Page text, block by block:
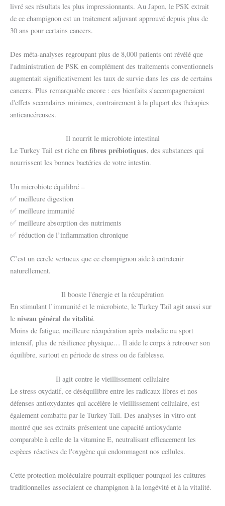
livré ses résultats les plus impressionnants. Au Japon, le PSK extrait
de ce champignon est un traitement adjuvant approuvé depuis plus de
30 ans pour certains cancers.
Des méta-analyses regroupant plus de 8,000 patients ont révélé que
l'administration de PSK en complément des traitements conventionnels
augmentait significativement les taux de survie dans les cas de certains
cancers. Plus remarquable encore : ces bienfaits s'accompagneraient
d'effets secondaires minimes, contrairement à la plupart des thérapies
anticancéreuses.
Il nourrit le microbiote intestinal
Le Turkey Tail est riche en fibres prébiotiques, des substances qui
nourrissent les bonnes bactéries de votre intestin.
Un microbiote équilibré =
✅ meilleure digestion
✅ meilleure immunité
✅ meilleure absorption des nutriments
✅ réduction de l’inflammation chronique
C’est un cercle vertueux que ce champignon aide à entretenir
naturellement.
Il booste l'énergie et la récupération
En stimulant l’immunité et le microbiote, le Turkey Tail agit aussi sur
le niveau général de vitalité.
Moins de fatigue, meilleure récupération après maladie ou sport
intensif, plus de résilience physique… Il aide le corps à retrouver son
équilibre, surtout en période de stress ou de faiblesse.
Il agit contre le vieillissement cellulaire
Le stress oxydatif, ce déséquilibre entre les radicaux libres et nos
défenses antioxydantes qui accélère le vieillissement cellulaire, est
également combattu par le Turkey Tail. Des analyses in vitro ont
montré que ses extraits présentent une capacité antioxydante
comparable à celle de la vitamine E, neutralisant efficacement les
espèces réactives de l'oxygène qui endommagent nos cellules.
Cette protection moléculaire pourrait expliquer pourquoi les cultures
traditionnelles associaient ce champignon à la longévité et à la vitalité.